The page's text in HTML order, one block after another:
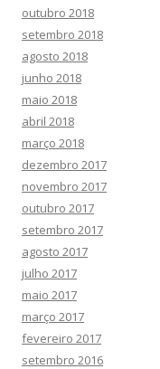
outubro 2018
setembro 2018
agosto 2018
junho 2018
maio 2018
abril 2018
março 2018
dezembro 2017
novembro 2017
outubro 2017
setembro 2017
agosto 2017
julho 2017
maio 2017
março 2017
fevereiro 2017
setembro 2016